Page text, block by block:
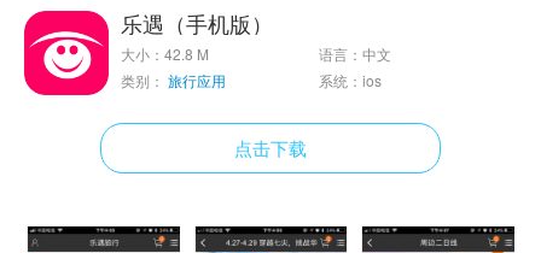
乐遇（手机版）
大小：42.8 M
语言：中文
类别： 旅行应用 系统：ios
点击下载